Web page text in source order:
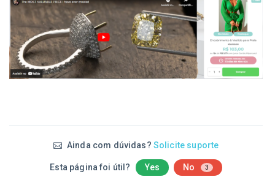
Ainda com dúvidas? Solicite suporte
Esta página foi útil? Yes No 3